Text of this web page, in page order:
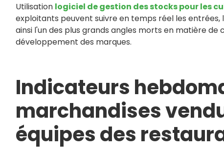
Utilisation logiciel de gestion des stocks pour les
exploitants peuvent suivre en temps réel les
ainsi l'un des plus grands angles morts en matière
développement des marques.
Indicateurs
marchandises
équipes des